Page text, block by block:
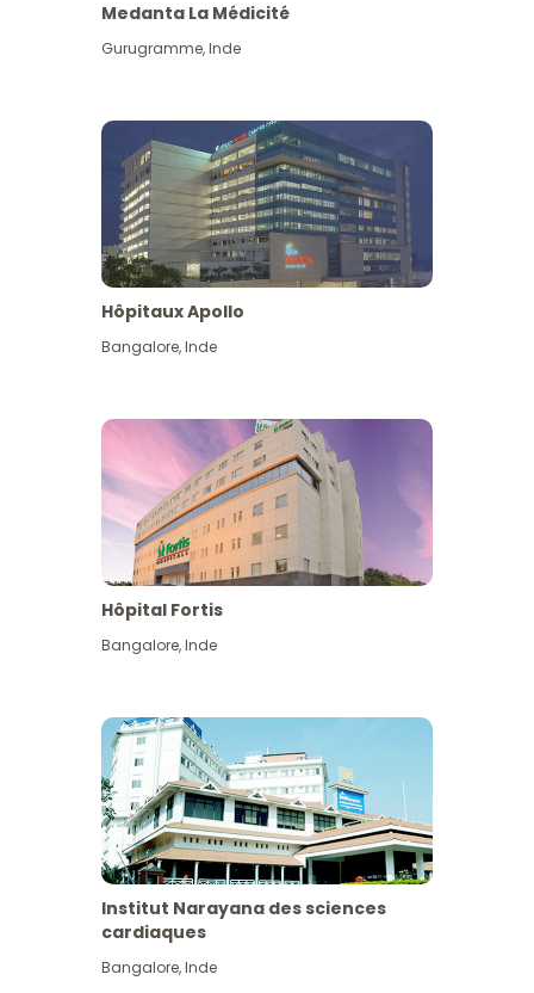
Medanta La Médicité
Gurugramme,Inde
Hôpitaux Apollo
Bangalore,Inde
Hôpital Fortis
Bangalore,Inde
Institut Narayana des sciences
cardiaques
Bangalore,Inde